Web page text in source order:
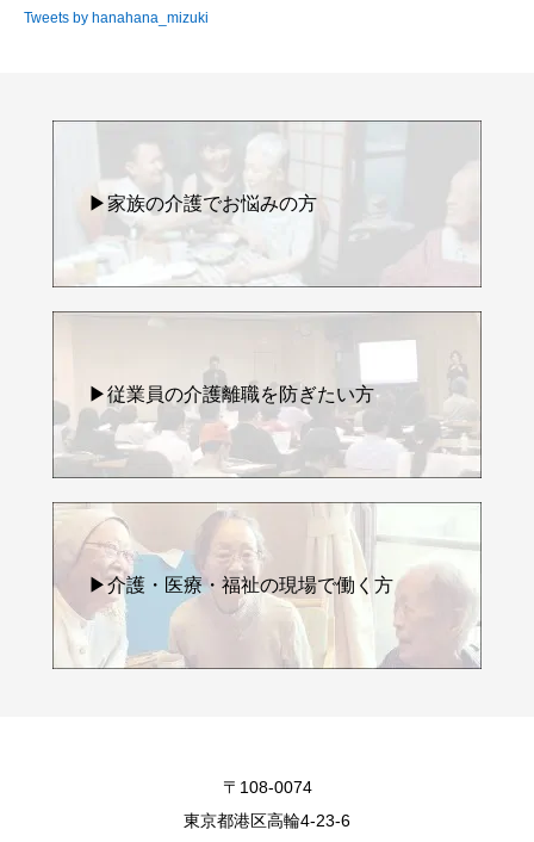
Tweets by hanahana_mizuki
▶家族の介護でお悩みの方
▶従業員の介護離職を防ぎたい方
▶介護・医療・福祉の現場で働く方
〒108-0074
東京都港区高輪4-23-6